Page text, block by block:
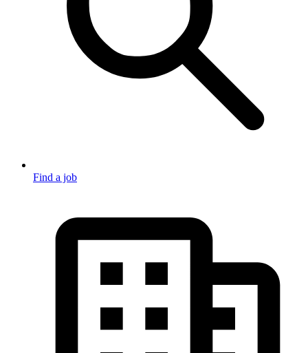
Find a job